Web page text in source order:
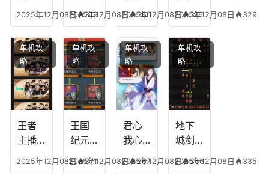
技
能，
游龙
传说
多少
级能
挖矿
2025年12月08日 319
加
点，
王者
技能
可以
放三
个是
什么
模式
2025年12月08日 366
心符
技
能，
失心
符命
中后
附加
五雷
2025年12月08日 316
平民
搭配
阵
容，
复古
传奇
英雄
版哪
个组
合平
2025年12月08日 329
王者
主播
2025年12月08日 371
单机攻
略
王国
纪元
搭
2025年12月08日 367
单机攻
略
君心
我心
宫攻
2025年12月08日 356
单机攻
略
地下
城剑
能加
2025年12月08日 335
单机攻
略